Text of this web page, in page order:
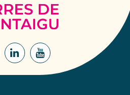
Terres
de
Montaigu
Lien
Lien